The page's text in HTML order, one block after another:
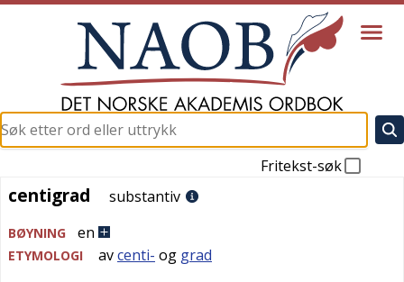
Fritekst-søk
centigrad
centigrad substantiv
BØYNING en
ETYMOLOGI avcenti- og grad